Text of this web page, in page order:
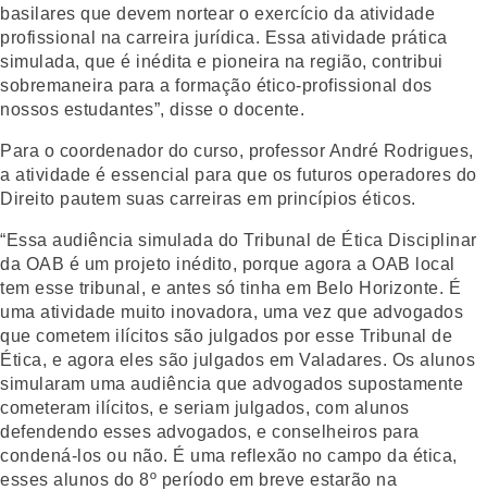
basilares que devem nortear o exercício da atividade
profissional na carreira jurídica. Essa atividade prática
simulada, que é inédita e pioneira na região, contribui
sobremaneira para a formação ético-profissional dos
nossos estudantes”, disse o docente.
Para o coordenador do curso, professor André Rodrigues,
a atividade é essencial para que os futuros operadores do
Direito pautem suas carreiras em princípios éticos.
“Essa audiência simulada do Tribunal de Ética Disciplinar
da OAB é um projeto inédito, porque agora a OAB local
tem esse tribunal, e antes só tinha em Belo Horizonte. É
uma atividade muito inovadora, uma vez que advogados
que cometem ilícitos são julgados por esse Tribunal de
Ética, e agora eles são julgados em Valadares. Os alunos
simularam uma audiência que advogados supostamente
cometeram ilícitos, e seriam julgados, com alunos
defendendo esses advogados, e conselheiros para
condená-los ou não. É uma reflexão no campo da ética,
esses alunos do 8º período em breve estarão na